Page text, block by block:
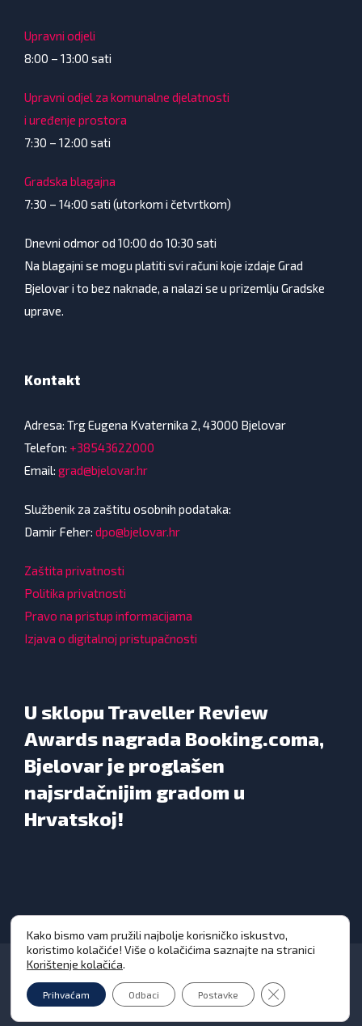
Upravni odjeli
8:00 – 13:00 sati
Upravni odjel za komunalne djelatnosti
i uređenje prostora
7:30 – 12:00 sati
Gradska blagajna
7:30 – 14:00 sati (utorkom i četvrtkom)
Dnevni odmor od 10:00 do 10:30 sati
Na blagajni se mogu platiti svi računi koje izdaje Grad
Bjelovar i to bez naknade, a nalazi se u prizemlju Gradske
uprave.
Kontakt
Adresa: Trg Eugena Kvaternika 2, 43000 Bjelovar
Telefon: +38543622000
Email: grad@bjelovar.hr
Službenik za zaštitu osobnih podataka:
Damir Feher: dpo@bjelovar.hr
Zaštita privatnosti
Politika privatnosti
Pravo na pristup informacijama
Izjava o digitalnoj pristupačnosti
U sklopu Traveller Review
Awards nagrada Booking.coma,
Bjelovar je proglašen
najsrdačnijim gradom u
Hrvatskoj!
Grad Bjelovar © Sva prava pridržana 2026. | WEB
Kako bismo vam pružili najbolje korisničko iskustvo,
koristimo kolačiće! Više o kolačićima saznajte na stranici
Korištenje kolačića.
Prihvaćam Odbaci Postavke Close GDPR